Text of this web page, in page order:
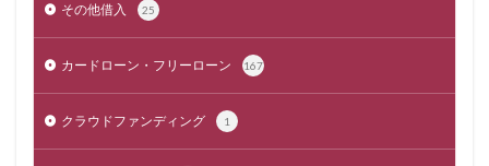
その他借入 25
カードローン・フリーローン 167
クラウドファンディング 1